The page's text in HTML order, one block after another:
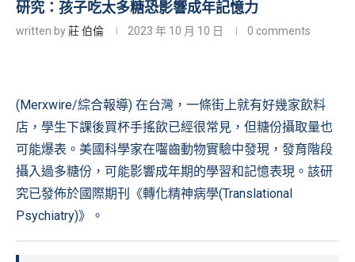
研究：孩子吃太多糖恐影響成年記憶力
written by莊 伯倫 2023 年 10 月 10 日 0 comments
(Merxwire/綜合報導) 在台灣，一條街上就有好幾家飲料
店，學生下課後買杯手搖飲已經很常見，但糖份攝取量也
可能爆表。美國科學家在囓齒動物實驗中發現，發育階段
攝入過多糖份，可能影響成年期的學習和記憶表現。該研
究已發佈於國際期刊
《轉化精神病學(Translational
Psychiatry)》
。